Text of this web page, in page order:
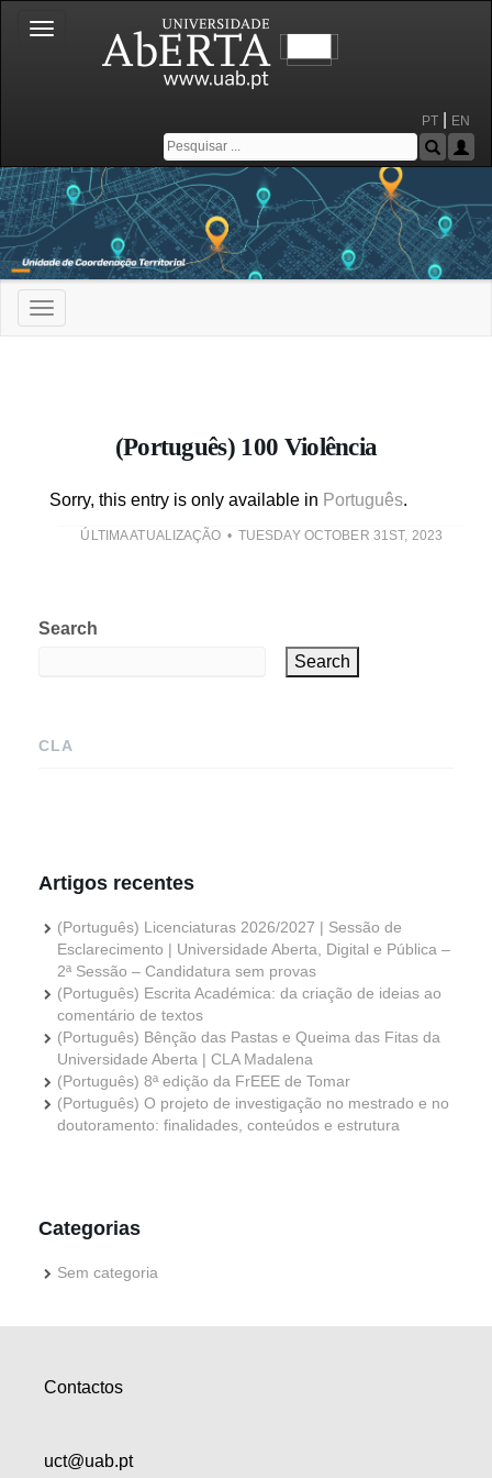
Toggle
navigation
PT EN
Toggle
navigation
(Português) 100 Violência
Sorry, this entry is only available in Português.
ÚLTIMA ATUALIZAÇÃO TUESDAY OCTOBER 31ST, 2023
Search
Search
CLA
Artigos recentes
(Português) Licenciaturas 2026/2027 | Sessão de
Esclarecimento | Universidade Aberta, Digital e Pública –
2ª Sessão – Candidatura sem provas
(Português) Escrita Académica: da criação de ideias ao
comentário de textos
(Português) Bênção das Pastas e Queima das Fitas da
Universidade Aberta | CLA Madalena
(Português) 8ª edição da FrEEE de Tomar
(Português) O projeto de investigação no mestrado e no
doutoramento: finalidades, conteúdos e estrutura
Categorias
Sem categoria
Contactos
uct@uab.pt